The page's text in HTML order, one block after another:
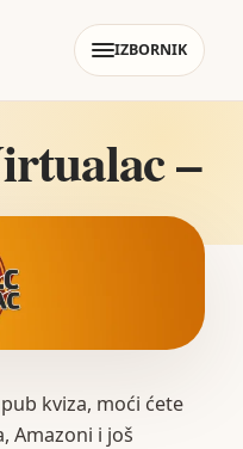
IZBORNIK
–
kviza, moći ćete
Amazoni i još